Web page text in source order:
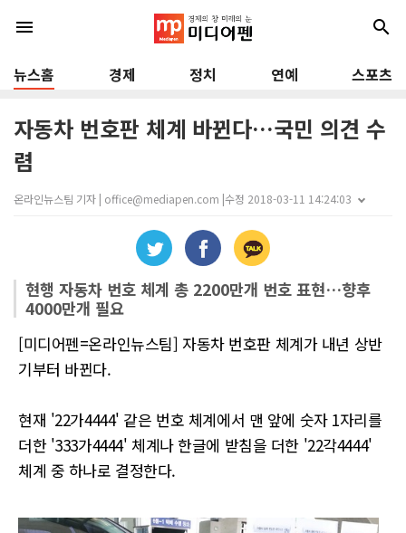
menu search
뉴스홈 경제 정치 연예 스포츠
자동차 번호판 체계 바뀐다…국민 의견 수
렴
온라인뉴스팀 기자 | office@mediapen.com |수정 2018-03-11 14:24:03
현행 자동차 번호 체계 총 2200만개 번호 표현…향후
4000만개 필요
[미디어펜=온라인뉴스팀] 자동차 번호판 체계가 내년 상반
기부터 바뀐다.
현재 '22가4444' 같은 번호 체계에서 맨 앞에 숫자 1자리를
더한 '333가4444' 체계나 한글에 받침을 더한 '22각4444'
체계 중 하나로 결정한다.